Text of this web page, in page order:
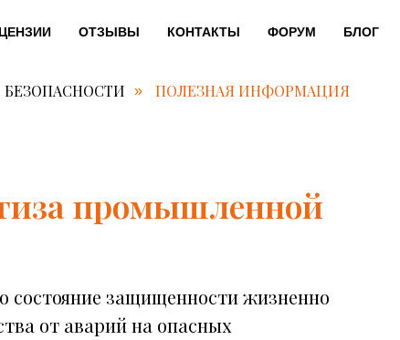
ОТЗЫВЫ КОНТАКТЫ ФОРУМ БЛОГ
» ПОЛЕЗНАЯ ИНФОРМАЦИЯ
промышленной
состояние защищенности жизненно
от аварий на опасных